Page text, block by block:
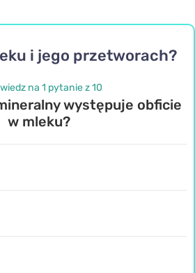
i jego przetworach?
na 1 pytanie z 10
występuje obficie
w mleku?